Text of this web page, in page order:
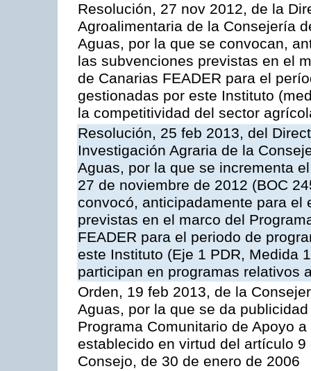
Resolución, 27 nov 2012, de la
Agroalimentaria de la Consejería
Aguas, por la que se convocan,
las subvenciones previstas en el
de Canarias FEADER para el
gestionadas por este Instituto
la competitividad del sector
Resolución, 25 feb 2013, del
Investigación Agraria de la
Aguas, por la que se incrementa
27 de noviembre de 2012 (BOC
convocó, anticipadamente para
previstas en el marco del
FEADER para el periodo de
este Instituto (Eje 1 PDR, Medida
participan en programas relativos
Orden, 19 feb 2013, de la
Aguas, por la que se da
Programa Comunitario de Apoyo
establecido en virtud del artículo
Consejo, de 30 de enero de 2006